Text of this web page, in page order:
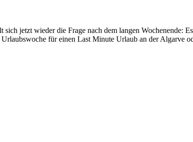
jetzt wieder die Frage nach dem langen Wochenende:
für einen Last Minute Urlaub an der Algarve